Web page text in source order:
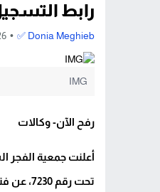
Nextرابط
Donia Meghieb ✅
26
IMG
رفح الآن- وكالات
تحت رقم 7230، عن فتح باب التسجيل في مساعدات جمعية الفجر الشبابي الإنسانية.